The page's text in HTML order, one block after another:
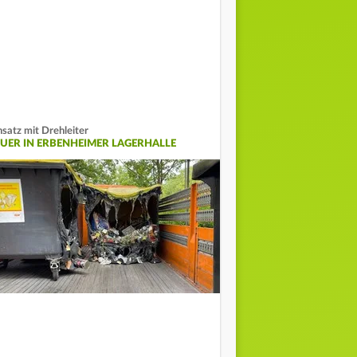
mit Drehleiter
IN ERBENHEIMER LAGERHALLE